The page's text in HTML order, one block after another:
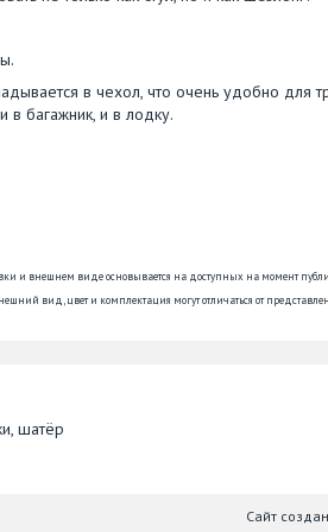
в чехол, что очень удобно для
в багажник, и в лодку.
и внешнем виде основывается на доступных на момент
вид, цвет и комплектация могут отличаться от
шатёр
Сайт